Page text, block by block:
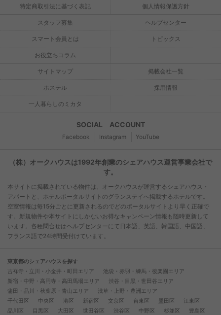
特定商取引法に基づく表記 個人情報保護方針
スタッフ募集 ヘルプセンター
スマート会員とは トピックス
お役立ちコラム
サイトマップ 掲載会社一覧
ホステル 採用情報
一人暮らしのミカタ
SOCIAL ACCOUNT
Facebook Instagram YouTube
（株）オークハウスは1992年創業のシェアハウス運営事業会社で
す。
本サイトに掲載されている物件は、オークハウスが運営するシェアハウス・
アパートと、ホテルポータルサイトのグランステイへ掲載するホテルです。
空室情報は毎15分ごとに更新されるのでどのポータルサイトより早く正確で
す。新規物件や本サイトにしかないお得なキャンペーン情報も随時更新して
います。各種問合せはヘルプセンターにて日本語、英語、韓国語、中国語、
フランス語で24時間受付けています。
東京都のシェアハウスを探す
吉祥寺・立川・小金井・町田エリア
池袋・赤羽・練馬・後楽園エリア
新宿・中野・高円寺・高田馬場エリア
渋谷・目黒・世田谷エリア
蒲田・品川・秋葉原・青山エリア
浅草・上野・豊洲エリア
千代田区
中央区 港区 新宿区 文京区 台東区 墨田区
江東区
品川区
目黒区 大田区 世田谷区 渋谷区 中野区 杉並区
豊島区